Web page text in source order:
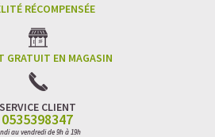
RÉCOMPENSÉE
GRATUIT EN MAGASIN
SERVICE CLIENT
0535398347
au vendredi de 9h à 19h